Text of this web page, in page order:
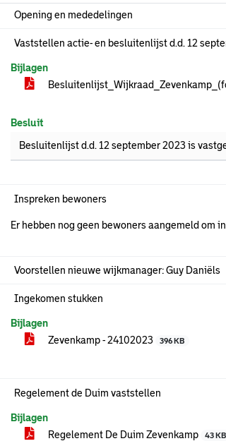
Opening en mededelingen
Vaststellen actie- en besluitenlijst d.d. 12
Bijlagen
Besluit
Besluitenlijst d.d. 12 september 2023 is
Inspreken bewoners
Er hebben nog geen bewoners aangemeld om
Voorstellen nieuwe wijkmanager: Guy Daniëls
Ingekomen stukken
Bijlagen
Zevenkamp - 24102023
396 KB
Regelement de Duim vaststellen
Bijlagen
Regelement De Duim Zevenkamp
43 KB